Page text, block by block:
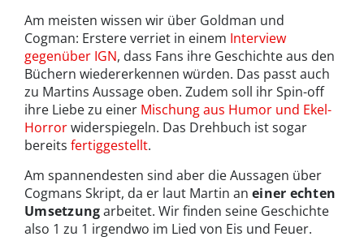
Am meisten wissen wir über Goldman und
Cogman: Erstere verriet in einem Interview
gegenüber IGN, dass Fans ihre Geschichte aus den
Büchern wiedererkennen würden. Das passt auch
zu Martins Aussage oben. Zudem soll ihr Spin-off
ihre Liebe zu einer Mischung aus Humor und Ekel-
Horrorwiderspiegeln. Das Drehbuch ist sogar
bereits fertiggestellt.
Am spannendesten sind aber die Aussagen über
Cogmans Skript, da er laut Martin an einer echten
Umsetzungarbeitet. Wir finden seine Geschichte
also 1 zu 1 irgendwo im Lied von Eis und Feuer.